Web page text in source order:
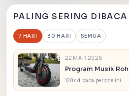
PALING SERING DIBACA
7 HARI 30 HARI SEMUA
22 MAR 2026
Program Musik
120x dibaca periode ini